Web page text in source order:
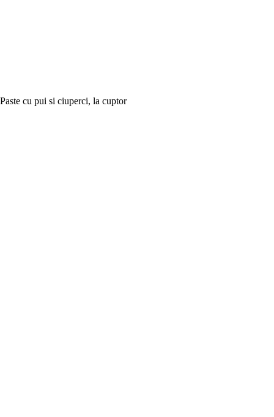
Paste cu pui si ciuperci, la cuptor